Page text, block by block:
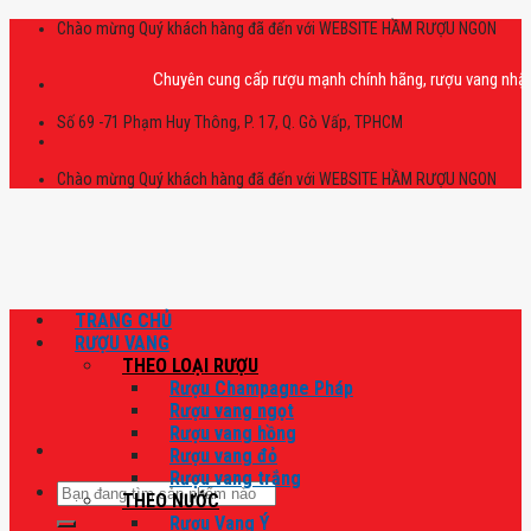
Skip
Chào mừng Quý khách hàng đã đến với WEBSITE HẦM RƯỢU NGON
Chuyên cung cấp rượu mạnh chính hãng, rượu vang nhập
Số 69 -71 Phạm Huy Thông, P. 17, Q. Gò Vấp, TPHCM
Chào mừng Quý khách hàng đã đến với WEBSITE HẦM RƯỢU NGON
Tìm
kiếm:
TRANG CHỦ
RƯỢU VANG
THEO LOẠI RƯỢU
Rượu Champagne Pháp
Rượu vang ngọt
Rượu vang hồng
Rượu vang đỏ
Rượu vang trắng
THEO NƯỚC
Rượu Vang Ý